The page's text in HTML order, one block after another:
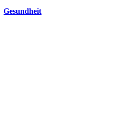
Gesundheit